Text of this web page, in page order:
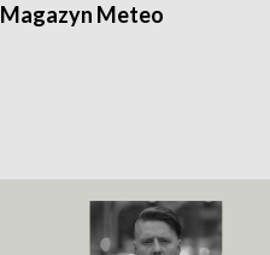
Magazyn Meteo